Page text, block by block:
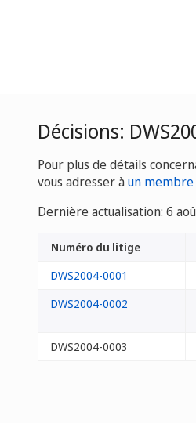
Décisions:
Pour plus de détails
vous adresser àun
Dernière actualisation: 6
Numéro du litige
DWS2004-0001
DWS2004-0002
DWS2004-0003